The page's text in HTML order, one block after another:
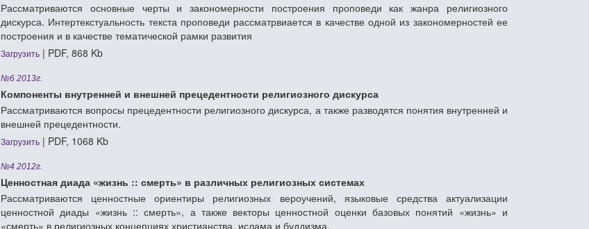
Рассматриваются основные черты и закономерности построения проповеди как жанра религиозного
дискурса. Интертекстуальность текста проповеди рассматрвиается в качестве одной из закономерностей ее
построения и в качестве тематической рамки развития
Загрузить | PDF, 868 Kb
№6 2013г.
Компоненты внутренней и внешней прецедентности религиозного дискурса
Рассматриваются вопросы прецедентности религиозного дискурса, а также разводятся понятия внутренней и
внешней прецедентности.
Загрузить | PDF, 1068 Kb
№4 2012г.
Ценностная диада «жизнь :: смерть» в различных религиозных системах
Рассматриваются ценностные ориентиры религиозных вероучений, языковые средства актуализации
ценностной диады «жизнь :: смерть», а также векторы ценностной оценки базовых понятий «жизнь» и
«смерть» в религиозных концепциях христианства, ислама и буддизма.